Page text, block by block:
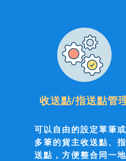
收送點/指送點管
可以自由的設定單筆或
多筆的貨主收送點、指
送點，方便整合同一地